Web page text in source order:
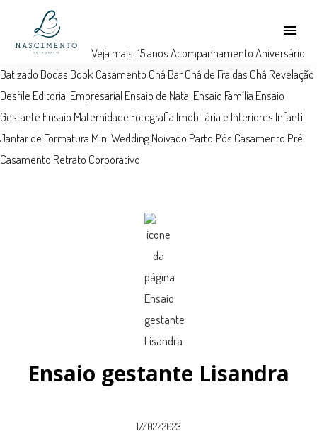
menu
Veja mais:15 anos AcompanhamentoAniversário
Batizado Bodas Book Casamento Chá BarChá de Fraldas Chá Revelação
Desfile Editorial Empresarial Ensaio de Natal Ensaio Família Ensaio
Gestante Ensaio Maternidade Fotografia Imobiliária e Interiores Infantil
Jantar de Formatura Mini WeddingNoivado Parto Pós Casamento Pré
Casamento Retrato Corporativo
Ensaio gestante Lisandra
17/02/2023